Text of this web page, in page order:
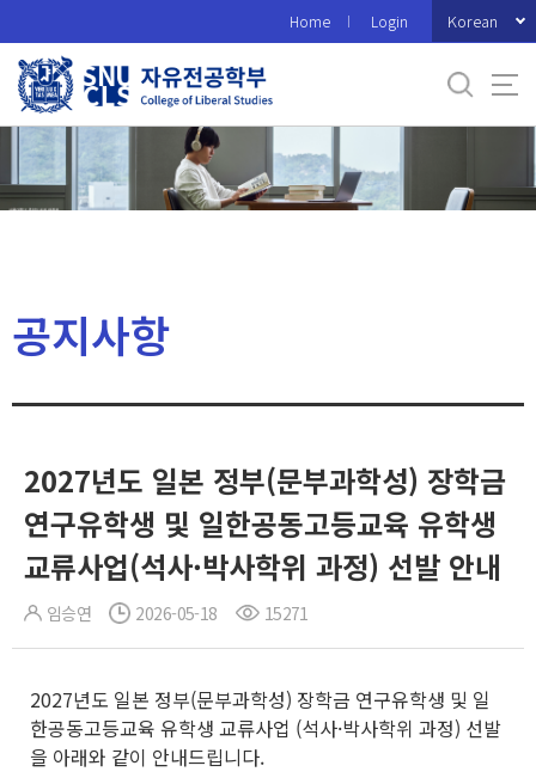
로
메
Home Login Korean
공지사항
2027년도 일본 정부(문부과학성) 장학금
연구유학생 및 일한공동고등교육 유학생
교류사업(석사·박사학위 과정) 선발 안내
임승연 2026-05-18 15271
2027년도 일본 정부(문부과학성) 장학금 연구유학생 및 일
한공동고등교육 유학생 교류사업 (석사·박사학위 과정) 선발
을 아래와 같이 안내드립니다.